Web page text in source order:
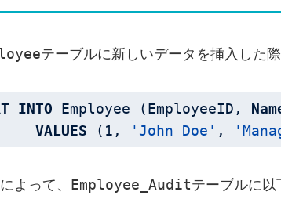
テーブルに新しいデータを挿入した
INTO Employee (EmployeeID,
VALUES ( 1 , 'John Doe' ,
よって、 Employee_Auditテーブルに以